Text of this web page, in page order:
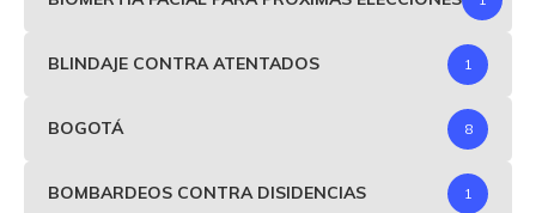
BLINDAJE CONTRA ATENTADOS 1
BOGOTÁ 8
BOMBARDEOS CONTRA DISIDENCIAS 1